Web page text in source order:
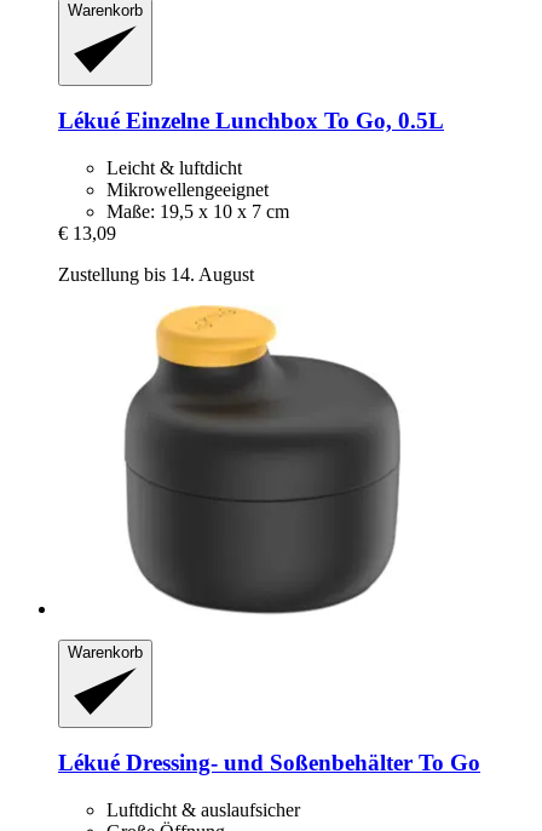
Warenkorb
Lékué Einzelne Lunchbox To Go, 0.5L
Leicht & luftdicht
Mikrowellengeeignet
Maße: 19,5 x 10 x 7 cm
€ 13,09
Zustellung bis 14. August
Warenkorb
Lékué Dressing-​ und Soßenbehälter To Go
Luftdicht & auslaufsicher